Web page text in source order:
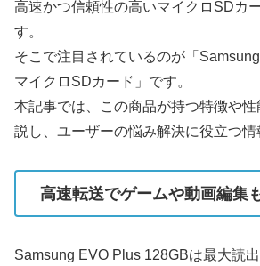
高速かつ信頼性の高いマイクロSDカ
す。
そこで注目されているのが「
マイクロSDカード」です。
本記事では、この商品が持つ特徴や
説し、ユーザーの悩み解決に役立つ情
高速転送でゲームや動画編集
Samsung EVO Plus 128GBは最大読